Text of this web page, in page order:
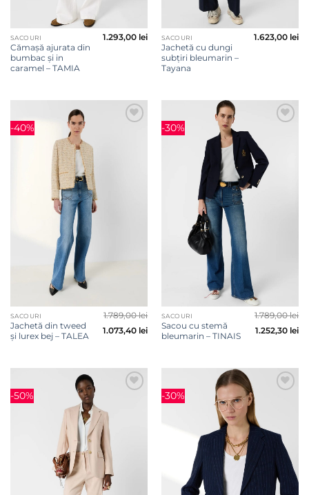
SACOURI
Cămașă ajurata din
bumbac și in
caramel – TAMIA
1.293,00 lei SACOURI
Jachetă cu dungi
subțiri bleumarin –
Tayana
1.623,00 lei
-40%
SACOURI
Jachetă din tweed
și lurex bej – TALEA
1.789,00lei
1.073,40 lei
-30%
SACOURI
Sacou cu stemă
bleumarin – TINAIS
1.789,00lei
1.252,30 lei
-50% -30%